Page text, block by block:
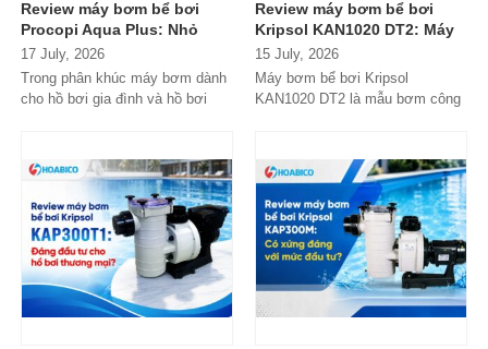
Review máy bơm bể bơi
Procopi Aqua Plus: Nhỏ
gọn, vận hành bền bỉ
nhưng có thực sự đáng
mua?
17 July, 2026
Trong phân khúc máy bơm dành
cho hồ bơi gia đình và hồ bơi
Review máy bơm bể bơi
Kripsol KAN1020 DT2: Máy
bơm công suất lớn có đáng
đầu tư?
15 July, 2026
Máy bơm bể bơi Kripsol
KAN1020 DT2 là mẫu bơm công